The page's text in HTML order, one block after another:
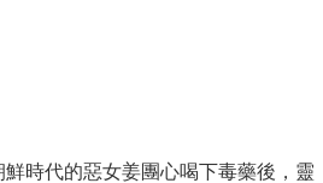
時代的惡女姜團心喝下毒藥後，靈